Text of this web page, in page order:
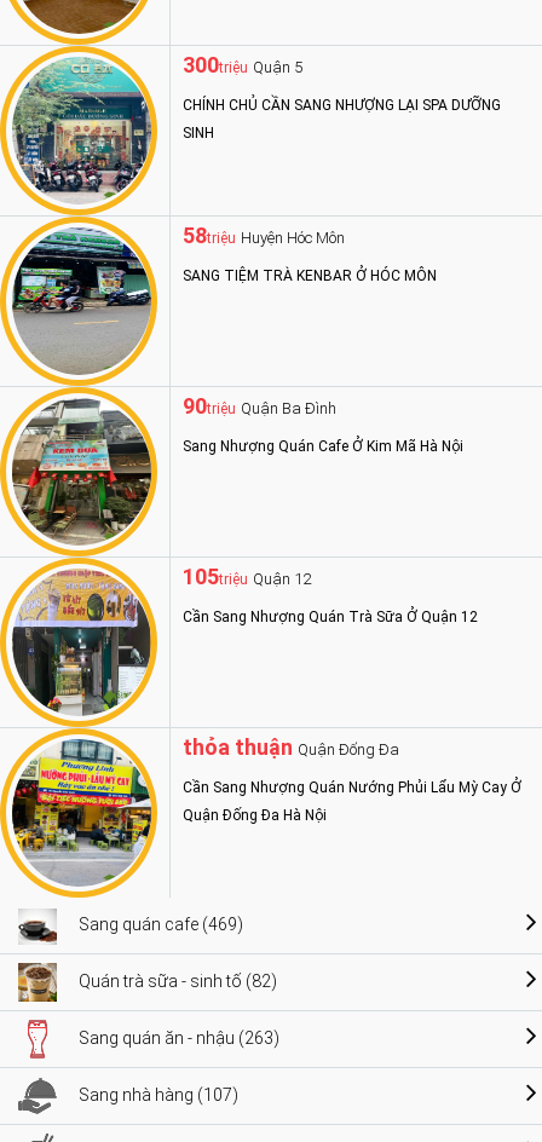
300triệu Quận 5
CHÍNH CHỦ CẦN SANG NHƯỢNG LẠI SPA DƯỠNG
SINH
58triệu Huyện Hóc Môn
SANG TIỆM TRÀ KENBAR Ở HÓC MÔN
90triệu Quận Ba Đình
Sang Nhượng Quán Cafe Ở Kim Mã Hà Nội
105triệu Quận 12
Cần Sang Nhượng Quán Trà Sữa Ở Quận 12
thỏa thuận Quận Đống Đa
Cần Sang Nhượng Quán Nướng Phủi Lẩu Mỳ Cay Ở
Quận Đống Đa Hà Nội
Sang quán cafe (469)
Quán trà sữa - sinh tố (82)
Sang quán ăn - nhậu (263)
Sang nhà hàng (107)